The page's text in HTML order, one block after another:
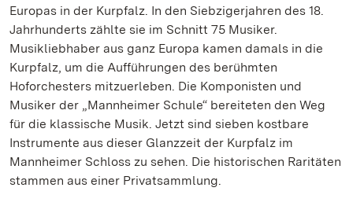
Europas in der Kurpfalz. In den Siebzigerjahren des 18.
Jahrhunderts zählte sie im Schnitt 75 Musiker.
Musikliebhaber aus ganz Europa kamen damals in die
Kurpfalz, um die Aufführungen des berühmten
Hoforchesters mitzuerleben. Die Komponisten und
Musiker der „Mannheimer Schule“ bereiteten den Weg
für die klassische Musik. Jetzt sind sieben kostbare
Instrumente aus dieser Glanzzeit der Kurpfalz im
Mannheimer Schloss zu sehen. Die historischen Raritäten
stammen aus einer Privatsammlung.